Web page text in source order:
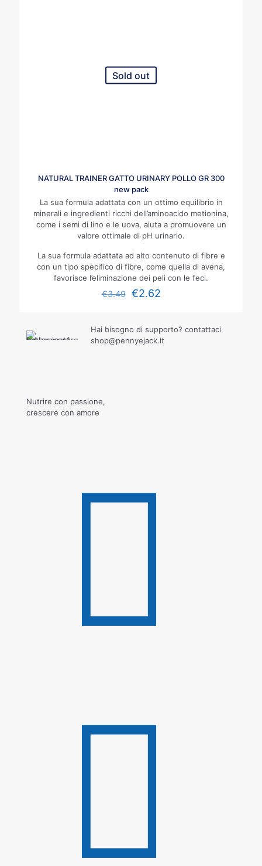
Sold out
NATURAL TRAINER GATTO URINARY POLLO GR 300
new pack
La sua formula adattata con un ottimo equilibrio in
minerali e ingredienti ricchi dell’aminoacido metionina,
come i semi di lino e le uova, aiuta a promuovere un
valore ottimale di pH urinario.
La sua formula adattata ad alto contenuto di fibre e
con un tipo specifico di fibre, come quella di avena,
favorisce l’eliminazione dei peli con le feci.
€3.49 €2.62
Hai bisogno di supporto? contattaci
shop@pennyejack.it
Nutrire con passione,
crescere con amore